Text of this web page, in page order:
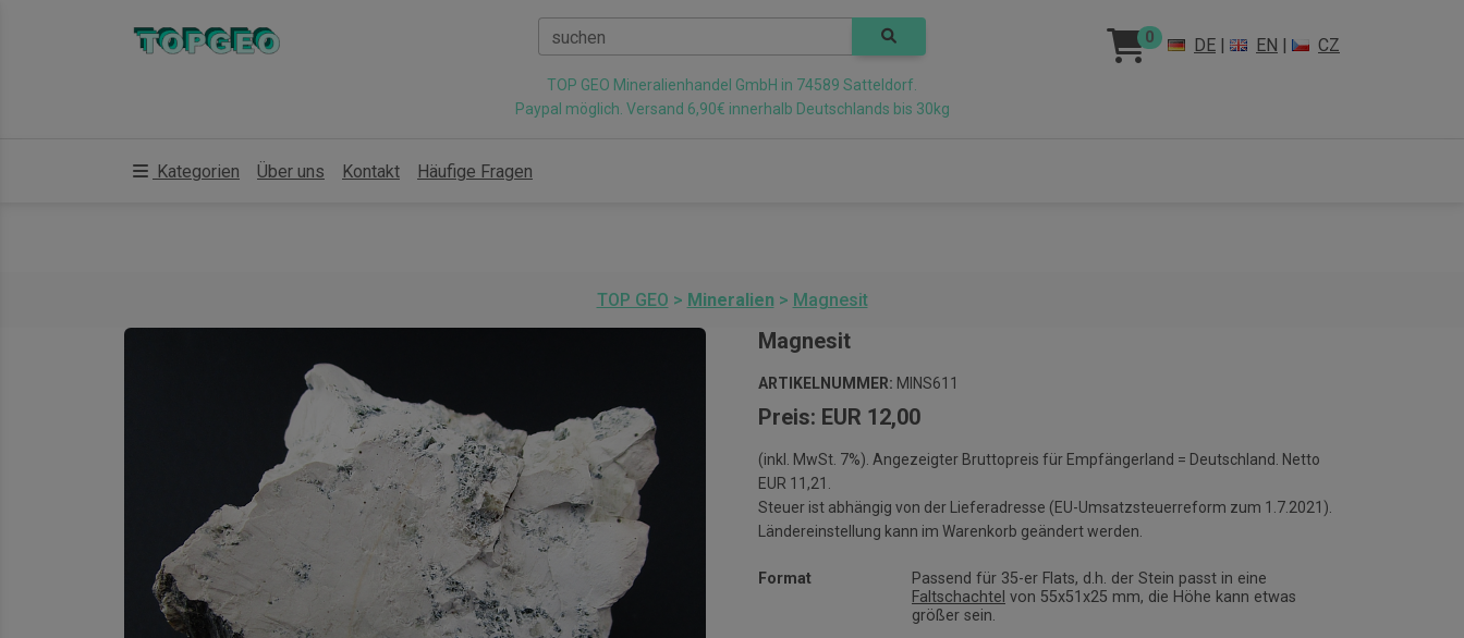
suchen 0 DE | EN | CZ
TOP GEO Mineralienhandel GmbH in 74589 Satteldorf.
Paypal möglich. Versand 6,90€ innerhalb Deutschlands bis 30kg
Kategorien Über uns Kontakt Häufige Fragen
TOP GEO > Mineralien > Magnesit
Magnesit
ARTIKELNUMMER: MINS611
Preis: EUR 12,00
(inkl. MwSt. 7%). Angezeigter Bruttopreis für Empfängerland = Deutschland. Netto
EUR 11,21.
Steuer ist abhängig von der Lieferadresse (EU-Umsatzsteuerreform zum 1.7.2021).
Ländereinstellung kann im Warenkorb geändert werden.
Format
Passend für 35-er Flats, d.h. der Stein passt in eine
Faltschachtel von 55x51x25 mm, die Höhe kann etwas
größer sein.